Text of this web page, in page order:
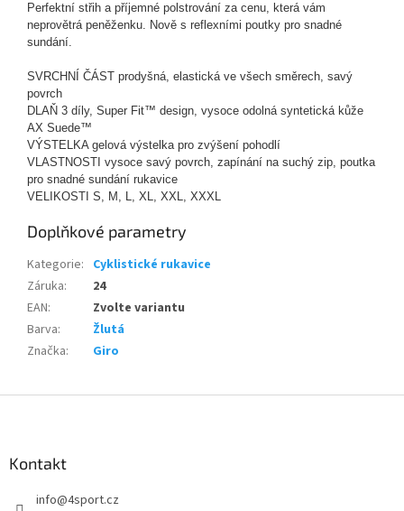
Perfektní střih a příjemné polstrování za cenu, která vám
neprovětrá peněženku. Nově s reflexními poutky pro snadné
sundání.
SVRCHNÍ ČÁST prodyšná, elastická ve všech směrech, savý
povrch
DLAŇ 3 díly, Super Fit™ design, vysoce odolná syntetická kůže
AX Suede™
VÝSTELKA gelová výstelka pro zvýšení pohodlí
VLASTNOSTI vysoce savý povrch, zapínání na suchý zip, poutka
pro snadné sundání rukavice
VELIKOSTI S, M, L, XL, XXL, XXXL
Doplňkové parametry
Kategorie: Cyklistické rukavice
Záruka:
24
EAN:
Zvolte variantu
Barva:
Žlutá
Značka: Giro
Kontakt
info@4sport.cz